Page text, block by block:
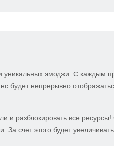
уникальных эмоджи. С каждым
будет непрерывно
и разблокировать все
счет этого будет